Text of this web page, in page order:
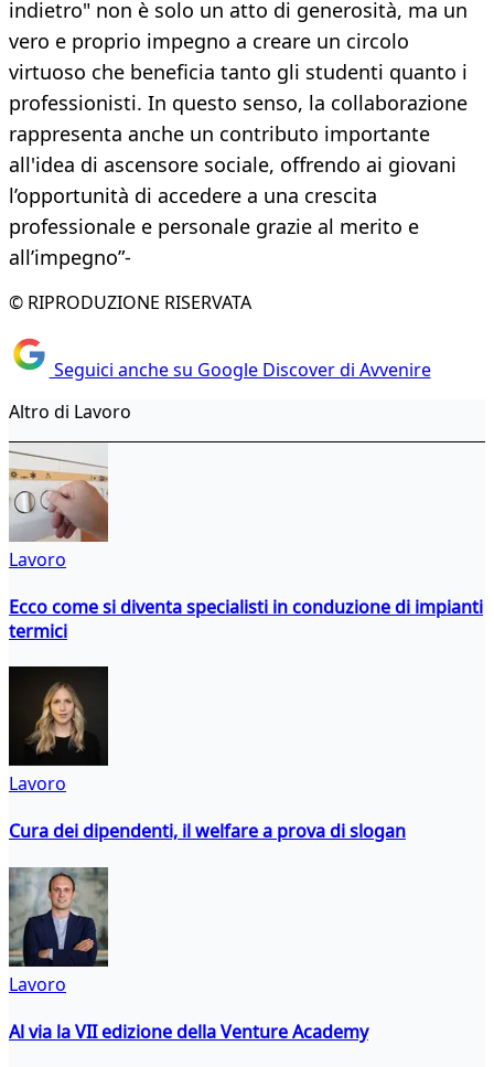
indietro" non è solo un atto di generosità, ma un
vero e proprio impegno a creare un circolo
virtuoso che beneficia tanto gli studenti quanto i
professionisti. In questo senso, la collaborazione
rappresenta anche un contributo importante
all'idea di ascensore sociale, offrendo ai giovani
l’opportunità di accedere a una crescita
professionale e personale grazie al merito e
all’impegno”-
© RIPRODUZIONE RISERVATA
Seguici anche su Google Discover di Avvenire
Altro di Lavoro
Lavoro
Ecco come si diventa specialisti in conduzione di impianti
termici
Lavoro
Cura dei dipendenti, il welfare a prova di slogan
Lavoro
Al via la VII edizione della Venture Academy